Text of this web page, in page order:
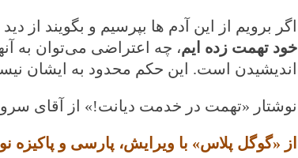
اگر برویم از این آدم ها بپرسیم و بگویند از
خود تهمت زده ایم، چه اعتراضی می‌‌توان به
اندیشیدن است. این حکم محدود به ایشان
نوشتار «تهمت در خدمت دیانت!» از آقای
از «گوگل پلاس» با ویرایش، پارسی و